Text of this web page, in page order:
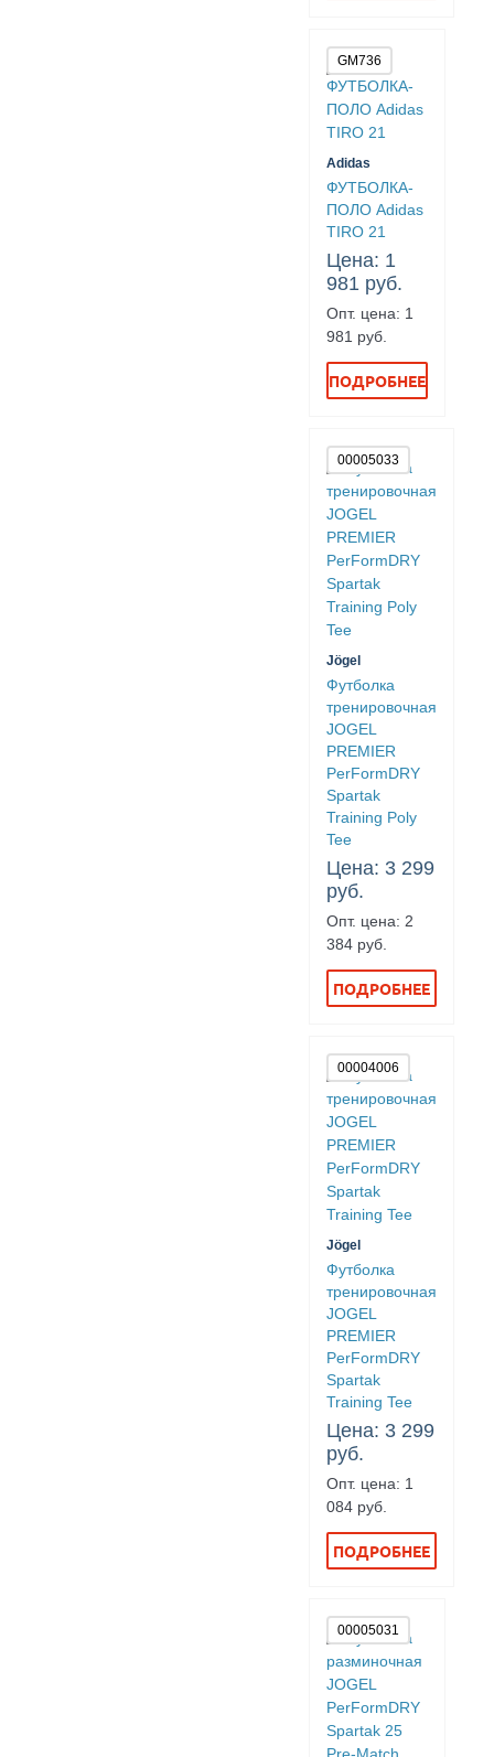
GM736
Adidas
ФУТБОЛКА-
ПОЛО Adidas
TIRO 21
Цена: 1
981 руб.
Опт. цена: 1
981 руб.
ПОДРОБНЕЕ
00005033
Jögel
Футболка
тренировочная
JOGEL
PREMIER
PerFormDRY
Spartak
Training Poly
Tee
Цена: 3 299
руб.
Опт. цена: 2
384 руб.
ПОДРОБНЕЕ
00004006
Jögel
Футболка
тренировочная
JOGEL
PREMIER
PerFormDRY
Spartak
Training Tee
Цена: 3 299
руб.
Опт. цена: 1
084 руб.
ПОДРОБНЕЕ
00005031